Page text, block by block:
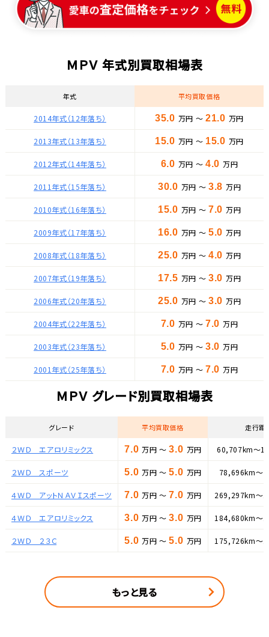
ＭＰＶ 年式別買取相場表
年式 平均買取価格
2014年式（12年落ち） 35.0 万円 ～ 21.0 万円
2013年式（13年落ち） 15.0 万円 ～ 15.0 万円
2012年式（14年落ち） 6.0 万円 ～ 4.0万円
2011年式（15年落ち） 30.0 万円 ～ 3.8 万円
2010年式（16年落ち） 15.0 万円 ～ 7.0 万円
2009年式（17年落ち） 16.0 万円 ～ 5.0 万円
2008年式（18年落ち） 25.0 万円 ～ 4.0 万円
2007年式（19年落ち） 17.5 万円 ～ 3.0 万円
2006年式（20年落ち） 25.0 万円 ～ 3.0 万円
2004年式（22年落ち） 7.0 万円 ～ 7.0万円
2003年式（23年落ち） 5.0 万円 ～ 3.0万円
2001年式（25年落ち） 7.0 万円 ～ 7.0万円
ＭＰＶ グレード別買取相場表
グレード 平均買取価格 走行距
２ＷＤ エアロリミックス 7.0万円 ～3.0 万円 60,707km～
２ＷＤ スポーツ 5.0万円 ～5.0 万円 78,696km～
４ＷＤ アットＮＡＶＩスポーツ 7.0万円 ～7.0 万円 269,297km～
４ＷＤ エアロリミックス 3.0万円 ～3.0 万円 184,680km～
２ＷＤ ２３Ｃ 5.0万円 ～5.0 万円 175,726km～
もっと見る